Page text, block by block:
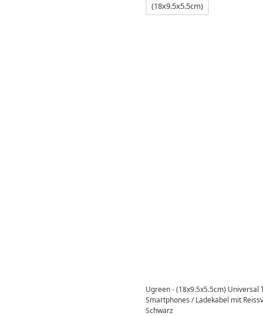
(18x9.5x5.5cm)
Ugreen - (18x9.5x5.5cm) Universal
Smartphones / Ladekabel mit
Schwarz